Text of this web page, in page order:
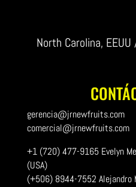
North Carolina,
gerencia@jrnewfruits.com
comercial@jrnewfruits.com
+1 (720) 477-9165 Evelyn
(USA)
(+506) 8944-7552 Alejandro